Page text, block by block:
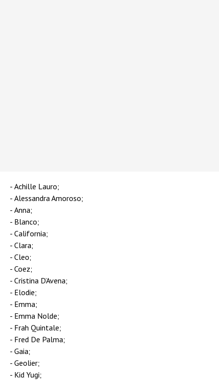
Achille Lauro;
Alessandra Amoroso;
Anna;
Blanco;
California;
Clara;
Cleo;
Coez;
Cristina D’Avena;
Elodie;
Emma;
Emma Nolde;
Frah Quintale;
Fred De Palma;
Gaia;
Geolier;
Kid Yugi;